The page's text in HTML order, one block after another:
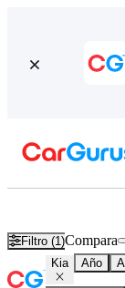
Filtro (1)Compara
Kia Año